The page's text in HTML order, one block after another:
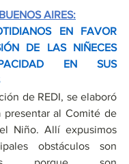
AIRES:
EN FAVOR
DE LAS NIÑECES
EN SUS
de REDI, se elaboró
presentar al Comité de
Niño. Allí expusimos
obstáculos son